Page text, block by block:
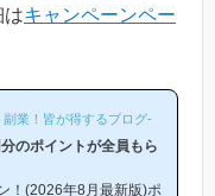
はキャンペーンペー
業！皆が得するブログ-
のポイントが全員もら
！(2026年8月最新版)ポ